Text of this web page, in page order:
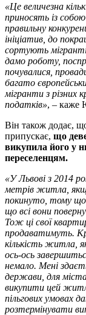
«Це величезна
приносять із
правильну
ініціатив, до
сортують
дамо роботу,
почувалися,
багато
мігранти з різних
податків», – каже
Він також додає,
припускає, що
викупила його у
переселенцям.
«У Львові з 2014
метрів житла,
покинуто, тому що
що всі вони
Тож ці свої
продаватимуть.
кількість житла,
ось-ось
немало. Мені
держави, для
викупити цей
пільгових умовах
розтермінувати